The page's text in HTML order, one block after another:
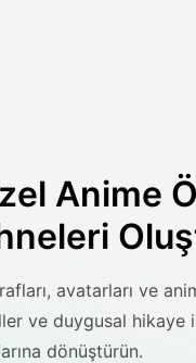
Anime
avatarları ve
ve duygusal hikaye
dönüştürün.